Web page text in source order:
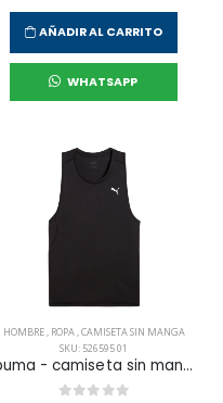
AÑADIR AL CARRITO
WHATSAPP
HOMBRE, ROPA,CAMISETA SIN MANGA
SKU: 526595 01
puma - camiseta sin manga m run velocity para hombre